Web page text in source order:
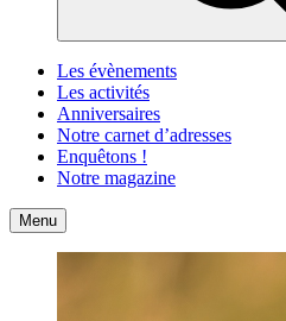
Les évènements
Les activités
Anniversaires
Notre carnet d’adresses
Enquêtons !
Notre magazine
Accueil
Menu Contact